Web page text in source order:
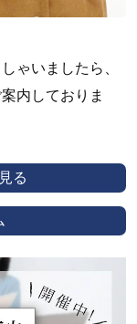
ゃいましたら、
内しておりま
る